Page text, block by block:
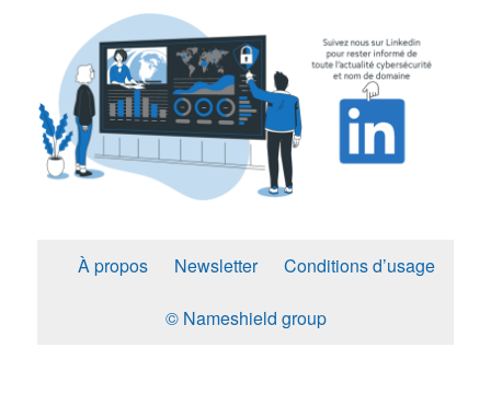
À propos Newsletter Conditions d’usage
© Nameshield group